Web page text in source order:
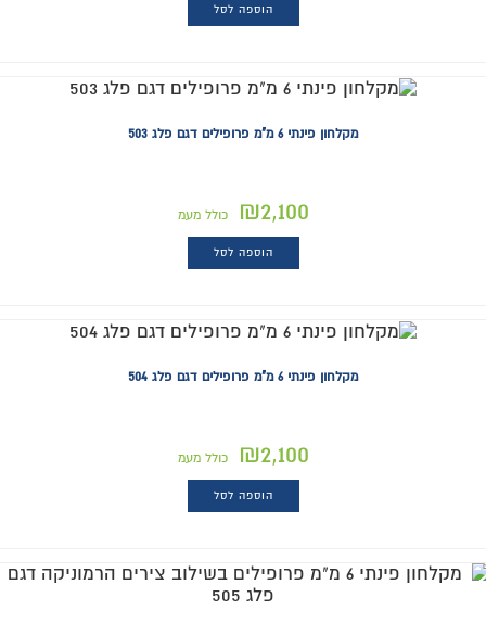
הוספה לסל
מקלחון פינתי 6 מ"מ פרופילים דגם פלג 503
₪2,100 כולל מעמ
הוספה לסל
מקלחון פינתי 6 מ"מ פרופילים דגם פלג 504
₪2,100 כולל מעמ
הוספה לסל